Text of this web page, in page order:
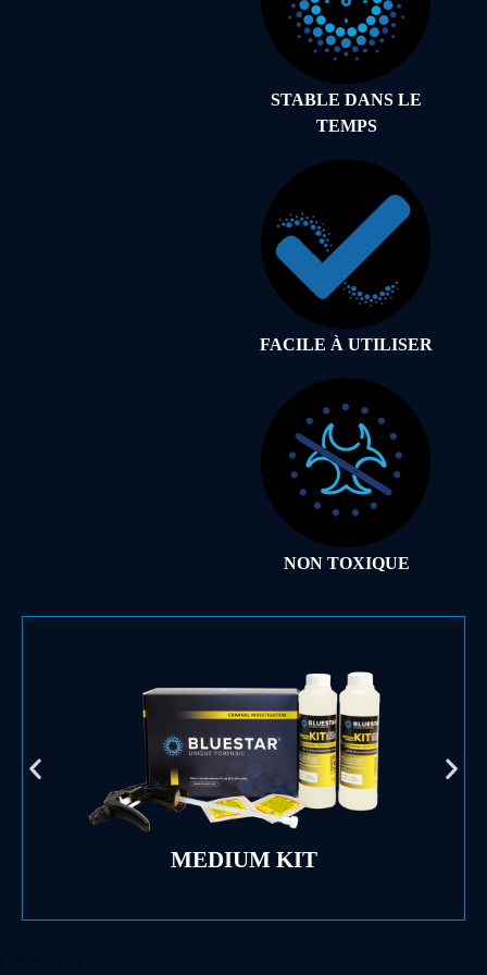
STABLE DANS LE
TEMPS
FACILE À UTILISER
NON TOXIQUE
MEDIUM KIT